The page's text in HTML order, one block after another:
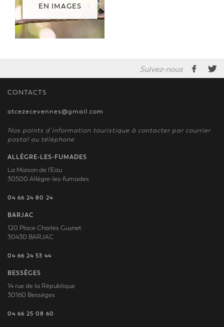
EN IMAGES
Suivez-nous
CONTACTS
otcezecevennes@gmail.com
Nos points d’information touristique à contacter par courrier
postal ou téléphone
ALLÈGRE-LES-FUMADES
La Maison de l'Eau
30500 Allègre-les-fumades
04 66 24 80 24
BARJAC
120 Place Charles Guynet
30430 BARJAC
04 66 24 53 44
BESSÈGES
14 rue de la République
30160 Bessèges
04 66 25 08 60